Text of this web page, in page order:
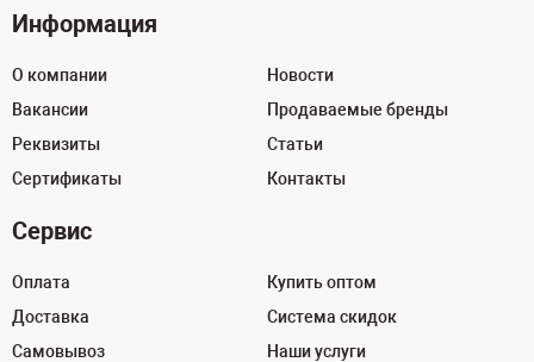
Информация
О компании
Вакансии
Реквизиты
Сертификаты
Новости
Продаваемые бренды
Статьи
Контакты
Сервис
Оплата
Доставка
Самовывоз
Купить оптом
Система скидок
Наши услуги